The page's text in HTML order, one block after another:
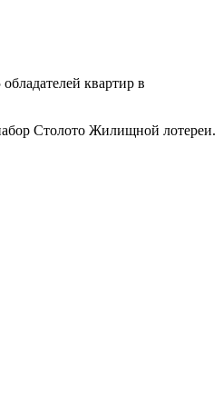
квартир в
Столото Жилищной лотереи.